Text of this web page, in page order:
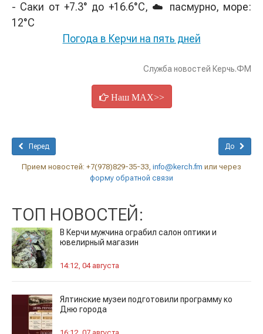
- Саки от +7.3° до +16.6°С, ☁️ пасмурно, море:
12°C
Погода в Керчи на пять дней
Служба новостей Керчь.ФМ
Наш MAX>>
Перед До
Прием новостей: +7(978)829-35-33, info@kerch.fm или через
форму обратной связи
ТОП НОВОСТЕЙ:
В Керчи мужчина ограбил салон оптики и
ювелирный магазин
14:12, 04 августа
Ялтинские музеи подготовили программу ко
Дню города